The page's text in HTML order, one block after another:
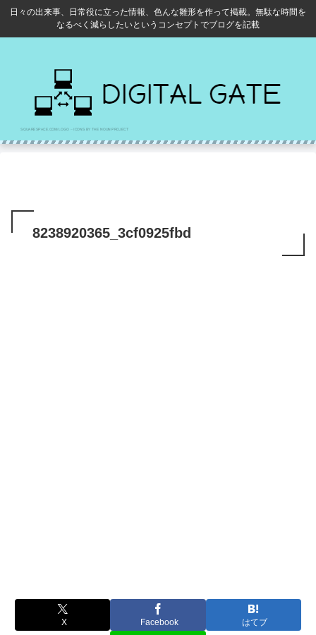
日々の出来事、日常役に立った情報、色んな雛形を作って掲載。無駄な時間を
なるべく減らしたいというコンセプトでブログを記載
8238920365_3cf0925fbd
X Facebook はてブ